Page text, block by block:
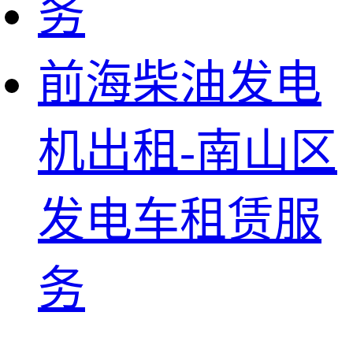
前海柴油发电
机出租-南山区
发电车租赁服
务